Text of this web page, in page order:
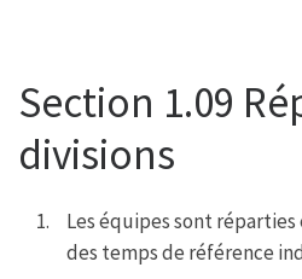
Section 1.09
divisions
Les équipes sont réparties
des temps de référence